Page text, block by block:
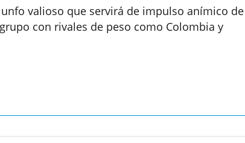
valioso que servirá de impulso anímico de
con rivales de peso como Colombia y